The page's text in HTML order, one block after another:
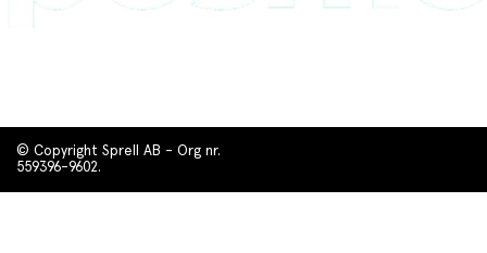
© Copyright Sprell AB - Org nr.
559396-9602.